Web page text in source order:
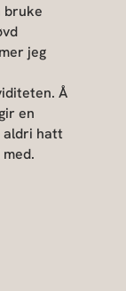
bruke
jeg
Å
en
aldri hatt